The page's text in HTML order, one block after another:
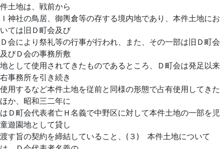
件土地は、戦前から
Ｉ神社の鳥居、御輿倉等の存する境内地であり、本件土地にお
いては旧Ｄ町会及び
Ｄ会により祭礼等の行事が行われ、また、その一部は旧Ｄ町会
及びＤ会の事務所敷
地として使用されてきたものであるところ、Ｄ町会は発足以来
右事務所を引き続き
使用するなど本件土地を従前と同様の形態で占有使用してきた
ほか、昭和三二年に
はＤ町会代表者亡Ｈ名義で中野区に対して本件土地の一部を児
童遊園地として貸し
渡す旨の契約を締結していること、(３) 本件土地について